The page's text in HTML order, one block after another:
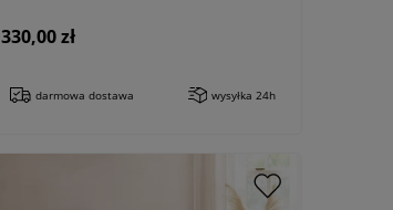
330,00 zł
darmowa dostawa wysyłka 24h